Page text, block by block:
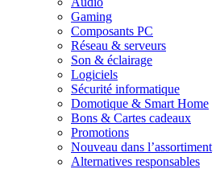
Gaming
Composants PC
Réseau & serveurs
Son & éclairage
Logiciels
Sécurité informatique
Domotique & Smart Home
Bons & Cartes cadeaux
Promotions
Nouveau dans l’assortiment
Alternatives responsables